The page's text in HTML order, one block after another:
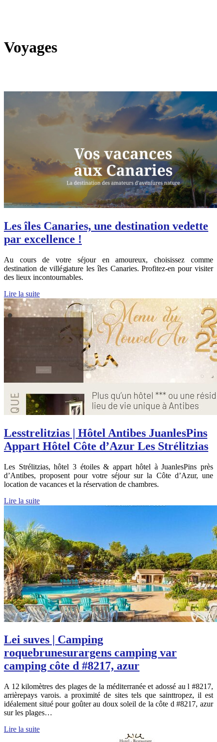
Voyages
Les îles Canaries, une destination vedette
par excellence !
Au cours de votre séjour en amoureux, choisissez comme
destination de villégiature les îles Canaries. Profitez-en pour visiter
des lieux incontournables.
Lire la suite
Lesstre­lit­zias | Hôtel Antibes JuanlesPins
Appart Hôtel Côte d’Azur Les Strélitzias
Les Strélitzias, hôtel 3 étoiles & appart hôtel à JuanlesPins près
d’Antibes, proposent pour votre séjour sur la Côte d’Azur, une
location de vacances et la réservation de chambres.
Lire la suite
Lei suves | Camping
roquebrunesurargens camping var
camping côte d #8217, azur
A 12 kilomètres des plages de la méditerranée et adossé au l #8217,
arrièrepays varois. a proximité de sites tels que sainttropez, il est
idéalement situé pour goûter au doux soleil de la côte d #8217, azur
sur les plages…
Lire la suite